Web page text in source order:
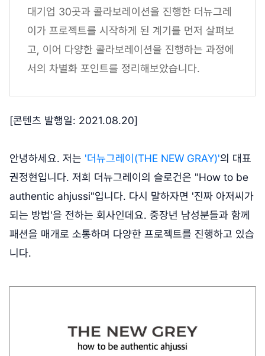
대기업 30곳과 콜라보레이션을 진행한 더뉴그레
이가 프로젝트를 시작하게 된 계기를 먼저 살펴보
고, 이어 다양한 콜라보레이션을 진행하는 과정에
서의 차별화 포인트를 정리해보았습니다.
[콘텐츠 발행일: 2021.08.20]
안녕하세요. 저는 '더뉴그레이(THE NEW GRAY)'의 대표
권정현입니다. 저희 더뉴그레이의 슬로건은 "How to be
authentic ahjussi"입니다. 다시 말하자면 '진짜 아저씨가
되는 방법'을 전하는 회사인데요. 중장년 남성분들과 함께
패션을 매개로 소통하며 다양한 프로젝트를 진행하고 있습
니다.